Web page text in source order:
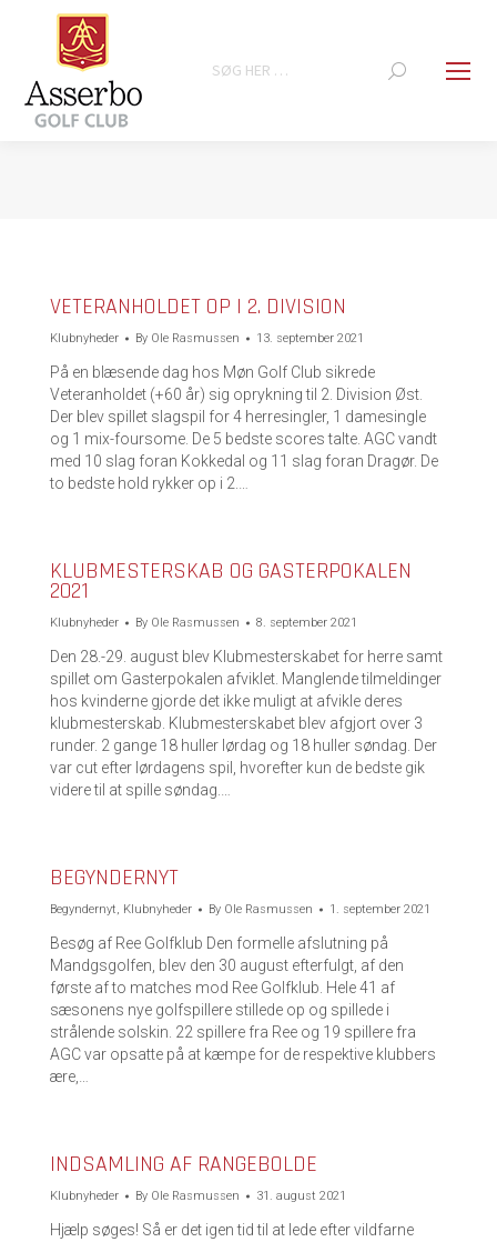
Search:
VETERANHOLDET OP I 2. DIVISION
Klubnyheder By Ole Rasmussen 13. september 2021
På en blæsende dag hos Møn Golf Club sikrede
Veteranholdet (+60 år) sig oprykning til 2. Division Øst.
Der blev spillet slagspil for 4 herresingler, 1 damesingle
og 1 mix-foursome. De 5 bedste scores talte. AGC vandt
med 10 slag foran Kokkedal og 11 slag foran Dragør. De
to bedste hold rykker op i 2.…
KLUBMESTERSKAB OG GASTERPOKALEN
2021
Klubnyheder By Ole Rasmussen 8. september 2021
Den 28.-29. august blev Klubmesterskabet for herre samt
spillet om Gasterpokalen afviklet. Manglende tilmeldinger
hos kvinderne gjorde det ikke muligt at afvikle deres
klubmesterskab. Klubmesterskabet blev afgjort over 3
runder. 2 gange 18 huller lørdag og 18 huller søndag. Der
var cut efter lørdagens spil, hvorefter kun de bedste gik
videre til at spille søndag.…
BEGYNDERNYT
Begyndernyt, Klubnyheder By Ole Rasmussen 1. september 2021
Besøg af Ree Golfklub Den formelle afslutning på
Mandgsgolfen, blev den 30 august efterfulgt, af den
første af to matches mod Ree Golfklub. Hele 41 af
sæsonens nye golfspillere stillede op og spillede i
strålende solskin. 22 spillere fra Ree og 19 spillere fra
AGC var opsatte på at kæmpe for de respektive klubbers
ære,…
INDSAMLING AF RANGEBOLDE
Klubnyheder By Ole Rasmussen 31. august 2021
Hjælp søges! Så er det igen tid til at lede efter vildfarne